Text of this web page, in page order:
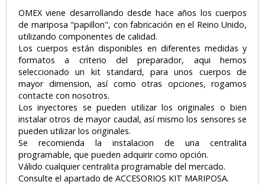
OMEX viene desarrollando desde hace años los cuerpos
de mariposa "papillon", con fabricación en el Reino Unido,
utilizando componentes de calidad.
Los cuerpos están disponibles en diferentes medidas y
formatos a criterio del preparador, aqui hemos
seleccionado un kit standard, para unos cuerpos de
mayor dimension, así como otras opciones, rogamos
contacte con nosotros.
Los inyectores se pueden utilizar los originales o bien
instalar otros de mayor caudal, así mismo los sensores se
pueden utilizar los originales.
Se recomienda la instalacion de una centralita
programable, que pueden adquirir como opción.
Válido cualquier centralita programable del mercado.
Consulte el apartado de ACCESORIOS KIT MARIPOSA.